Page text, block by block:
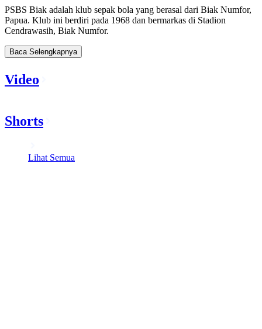
PSBS Biak adalah klub sepak bola yang berasal dari Biak Numfor,
Papua. Klub ini berdiri pada 1968 dan bermarkas di Stadion
Cendrawasih, Biak Numfor.
Baca Selengkapnya
Video
Shorts
Lihat Semua